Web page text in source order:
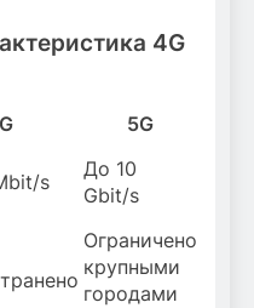
4G
5G
s
До 10
Gbit/s
Ограничено
крупными
городами